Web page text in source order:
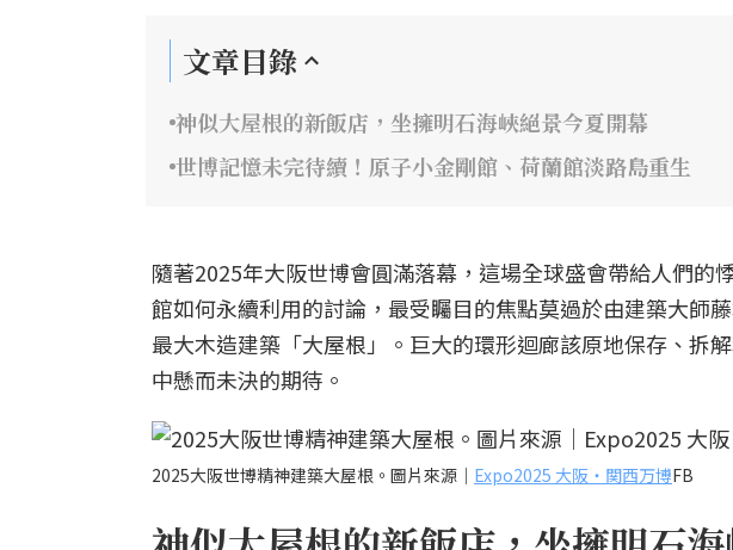
文章目錄
神似大屋根的新飯店，坐擁明石海峽絕景今夏開幕
世博記憶未完待續！原子小金剛館、荷蘭館淡路島重生
隨著2025年大阪世博會圓滿落幕，這場全球盛會帶給人們的
館如何永續利用的討論，最受矚目的焦點莫過於由建築大師
最大木造建築「大屋根」。巨大的環形迴廊該原地保存、拆
中懸而未決的期待。
2025大阪世博精神建築大屋根。圖片來源｜ Expo2025 大阪・関西万博FB